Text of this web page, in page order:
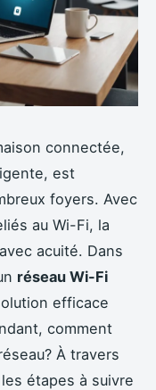
connectée,
est
foyers. Avec
au Wi-Fi, la
acuité. Dans
réseau Wi-Fi
efficace
comment
À travers
étapes à suivre